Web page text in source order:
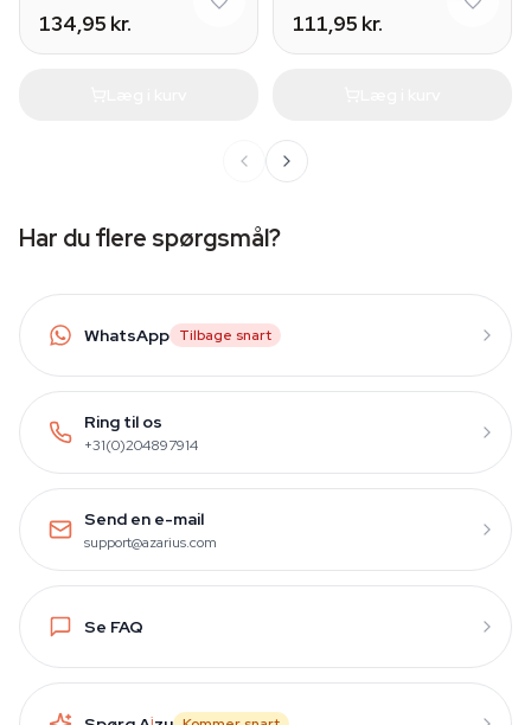
134,95 kr. 111,95 kr.
Har du flere spørgsmål?
WhatsApp Tilbage snart
Ring til os
+31(0)204897914
Send en e-mail
support@azarius.com
Se FAQ
i